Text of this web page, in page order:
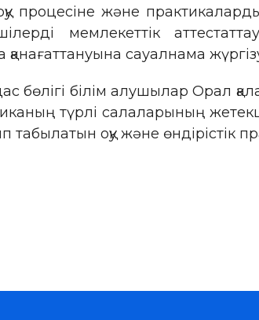
процесіне және
мемлекеттік
сауалнама
бөлігі білім алушылар Орал
түрлі салаларының
оқу және өндірістік